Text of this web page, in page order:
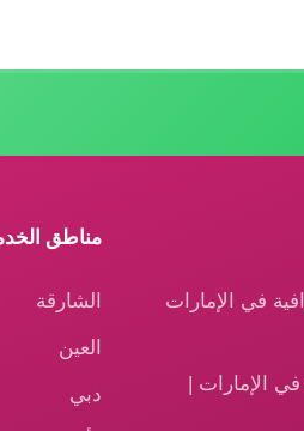
في الإمارات
الإمارات |
مناطق
الشارقة
العين
دبي